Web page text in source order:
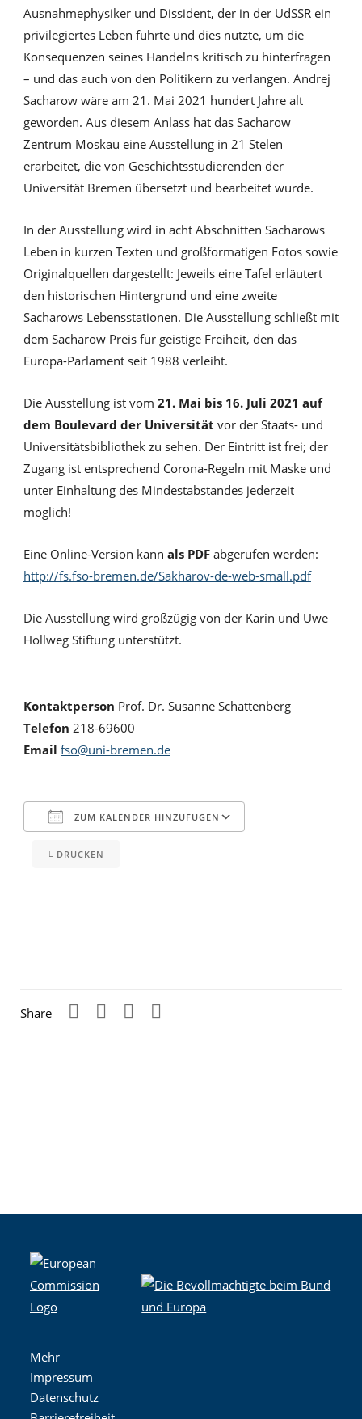
Ausnahmephysiker und Dissident, der in der UdSSR ein
privilegiertes Leben führte und dies nutzte, um die
Konsequenzen seines Handelns kritisch zu hinterfragen
– und das auch von den Politikern zu verlangen. Andrej
Sacharow wäre am 21. Mai 2021 hundert Jahre alt
geworden. Aus diesem Anlass hat das Sacharow
Zentrum Moskau eine Ausstellung in 21 Stelen
erarbeitet, die von Geschichtsstudierenden der
Universität Bremen übersetzt und bearbeitet wurde.
In der Ausstellung wird in acht Abschnitten Sacharows
Leben in kurzen Texten und großformatigen Fotos sowie
Originalquellen dargestellt: Jeweils eine Tafel erläutert
den historischen Hintergrund und eine zweite
Sacharows Lebensstationen. Die Ausstellung schließt mit
dem Sacharow Preis für geistige Freiheit, den das
Europa-Parlament seit 1988 verleiht.
Die Ausstellung ist vom 21. Mai bis 16. Juli 2021 auf
dem Boulevard der Universität vor der Staats- und
Universitätsbibliothek zu sehen. Der Eintritt ist frei; der
Zugang ist entsprechend Corona-Regeln mit Maske und
unter Einhaltung des Mindestabstandes jederzeit
möglich!
Eine Online-Version kann als PDFabgerufen werden:
http://fs.fso-bremen.de/Sakharov-de-web-small.pdf
Die Ausstellung wird großzügig von der Karin und Uwe
Hollweg Stiftung unterstützt.
Kontaktperson Prof. Dr. Susanne Schattenberg
Telefon 218-69600
Email fso@uni-bremen.de
ZUM KALENDER HINZUFÜGEN
ICS herunterladen
Google Kalender
DRUCKEN
Share
Mehr
Impressum
Datenschutz